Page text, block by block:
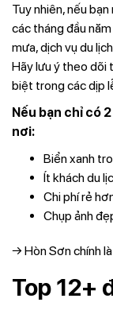
Tuy nhiên, nếu
các tháng đầu
mưa, dịch vụ du
Hãy lưu ý theo dõi
biệt trong các dịp
Nếu bạn chỉ có
nơi:
Biển xanh
Ít khách du
Chi phí rẻ
Chụp ảnh
→ Hòn Sơn chính
Top 12+